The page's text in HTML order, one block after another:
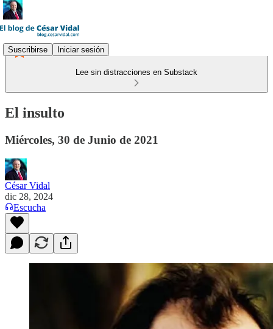
Suscribirse Iniciar sesión
Lee sin distracciones en Substack
El insulto
Miércoles, 30 de Junio de 2021
César Vidal
dic 28, 2024
Escucha